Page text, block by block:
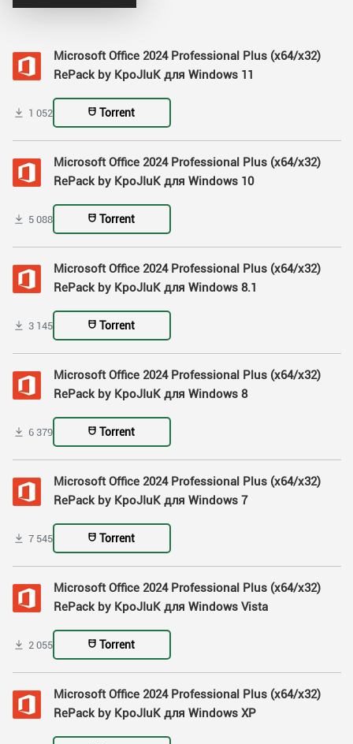
Microsoft Office 2024 Professional Plus (x64/x32)
RePack by KpoJIuK для Windows 11
1 052 Torrent
Microsoft Office 2024 Professional Plus (x64/x32)
RePack by KpoJIuK для Windows 10
5 088 Torrent
Microsoft Office 2024 Professional Plus (x64/x32)
RePack by KpoJIuK для Windows 8.1
3 145 Torrent
Microsoft Office 2024 Professional Plus (x64/x32)
RePack by KpoJIuK для Windows 8
6 379 Torrent
Microsoft Office 2024 Professional Plus (x64/x32)
RePack by KpoJIuK для Windows 7
7 545 Torrent
Microsoft Office 2024 Professional Plus (x64/x32)
RePack by KpoJIuK для Windows Vista
2 055 Torrent
Microsoft Office 2024 Professional Plus (x64/x32)
RePack by KpoJIuK для Windows XP